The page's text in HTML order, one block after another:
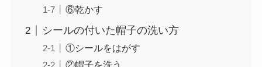
⑥乾かす
シールの付いた帽子の洗い方
①シールをはがす
②帽子を洗う